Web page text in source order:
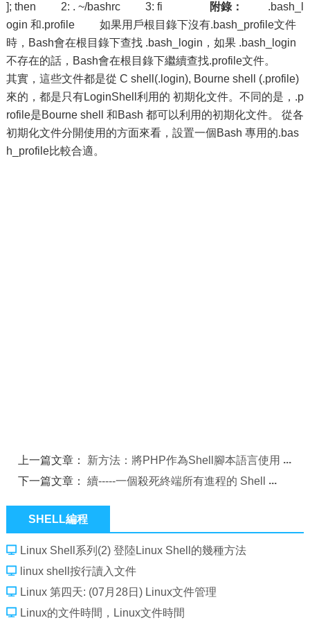
]; then 2: . ~/bashrc 3: fi
附錄：
.bash_l
ogin 和.profile 如果用戶根目錄下沒有.bash_profile文件
時，Bash會在根目錄下查找 .bash_login，如果 .bash_login
不存在的話，Bash會在根目錄下繼續查找.profile文件。
其實，這些文件都是從 C shell(.login), Bourne shell (.profile)
來的，都是只有LoginShell利用的 初期化文件。不同的是，.p
rofile是Bourne shell 和Bash 都可以利用的初期化文件。 從各
初期化文件分開使用的方面來看，設置一個Bash 專用的.bas
h_profile比較合適。
上一篇文章： 新方法：將PHP作為Shell腳本語言使用
下一篇文章：續-----一個殺死終端所有進程的 Shell
SHELL編程
Linux Shell系列(2) 登陸Linux Shell的幾種方法
linux shell按行讀入文件
Linux 第四天: (07月28日) Linux文件管理
Linux的文件時間，Linux文件時間